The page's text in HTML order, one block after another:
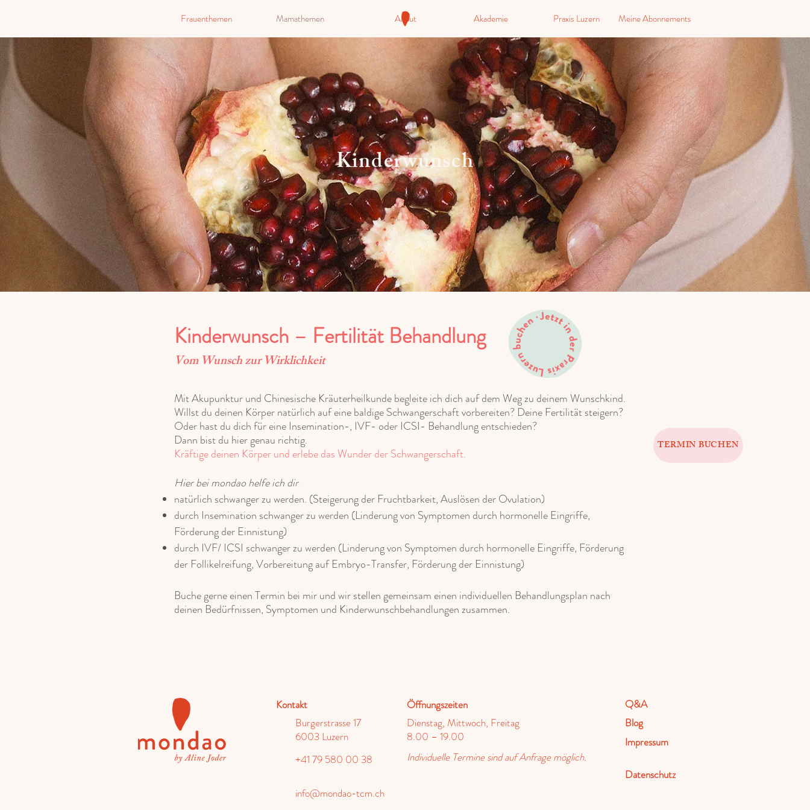
Frauenthemen Mamathemen About Akademie Praxis Luzern Meine Abonnements
TERMIN BUCHEN
Kinderwunsch
Kinderwunsch – Fertilität Behandlung
Vom Wunsch zur Wirklichkeit
Mit Akupunktur und Chinesische Kräuterheilkunde begleite ich dich auf dem Weg zu deinem Wunschkind.
Willst du deinen Körper natürlich auf eine baldige Schwangerschaft vorbereiten? Deine Fertilität steigern?
Oder hast du dich für eine Insemination-, IVF- oder ICSI- Behandlung entschieden?
Dann bist du hier genau richtig.
Kräftige deinen Körper und erlebe das Wunder der Schwangerschaft.
Hier bei mondao helfe ich dir
natürlich schwanger zu werden. (Steigerung der Fruchtbarkeit, Auslösen der Ovulation)
durch Insemination schwanger zu werden (Linderung von Symptomen durch hormonelle Eingriffe,
Förderung der Einnistung)
durch IVF/ ICSI schwanger zu werden (Linderung von Symptomen durch hormonelle Eingriffe, Förderung
der Follikelreifung, Vorbereitung auf Embryo-Transfer, Förderung der Einnistung)
Buche gerne einen Termin bei mir und wir stellen gemeinsam einen individuellen Behandlungsplan nach
deinen Bedürfnissen, Symptomen und Kinderwunschbehandlungen zusammen.
Kontakt
Burgerstrasse 17
6003 Luzern
+41 79 580 00 38
info@mondao-tcm.ch
Öffnungszeiten
Dienstag, Mittwoch, Freitag
8.00 – 19.00
Individuelle Termine sind auf Anfrage möglich.
Q&A
Blog
Impressum
Datenschutz